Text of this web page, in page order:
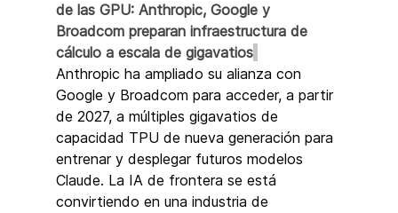
de las GPU: Anthropic, Google y
Broadcom preparan infraestructura de
cálculo a escala de gigavatios
Anthropic ha ampliado su alianza con
Google y Broadcom para acceder, a partir
de 2027, a múltiples gigavatios de
capacidad TPU de nueva generación para
entrenar y desplegar futuros modelos
Claude. La IA de frontera se está
convirtiendo en una industria de